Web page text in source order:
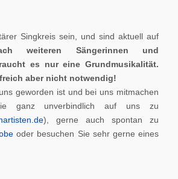
Singkreis sein, und sind aktuell auf
weiteren Sängerinnen und
es nur eine Grundmusikalität.
aber nicht notwendig!
geworden ist und bei uns mitmachen
ganz unverbindlich auf uns zu
), gerne auch spontan zu
oder besuchen Sie sehr gerne eines